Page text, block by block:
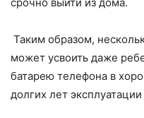
Таким образом,
может усвоить даже
батарею телефона в
долгих лет